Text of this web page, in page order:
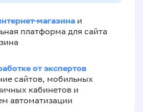
магазина и
платформа для сайта
от экспертов
сайтов, мобильных
кабинетов и
автоматизации